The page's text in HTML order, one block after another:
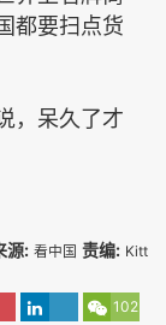
都要扫点货
，呆久了才
源: 看中国 责编: Kitt
102